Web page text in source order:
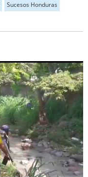
Sucesos Honduras